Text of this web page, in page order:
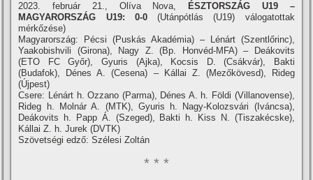
2023. február 21., Olíva Nova,
ÉSZTORSZÁG U19 –
MAGYARORSZÁG U19: 0-0(Utánpótlás (U19) válogatottak
mérkőzése)
Magyarország: Pécsi (Puskás Akadémia) – Lénárt (Szentlőrinc),
Yaakobishvili (Girona), Nagy Z. (Bp. Honvéd-MFA) – Deákovits
(ETO FC Győr), Gyuris (Ajka), Kocsis D. (Csákvár), Bakti
(Budafok), Dénes A. (Cesena) – Kállai Z. (Mezőkövesd), Rideg
(Újpest)
Csere: Lénárt h. Ozzano (Parma), Dénes A. h. Földi (Villanovense),
Rideg h. Molnár A. (MTK), Gyuris h. Nagy-Kolozsvári (Iváncsa),
Deákovits h. Papp Á. (Szeged), Bakti h. Kiss N. (Tiszakécske),
Kállai Z. h. Jurek (DVTK)
Szövetségi edző: Szélesi Zoltán
* * *